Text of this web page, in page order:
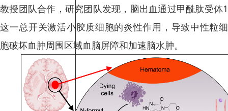
教授团队合作，研究团队发现，脑出血通过甲酰肽受体1
这一总开关激活小胶质细胞的炎性作用，导致中性粒细
胞破坏血肿周围区域血脑屏障和加速脑水肿。